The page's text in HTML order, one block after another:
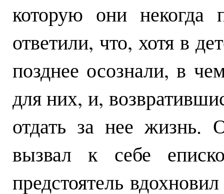
которую они некогда
ответили, что, хотя в
позднее осознали, в
для них, и,
отдать за нее жизнь.
вызвал к себе
предстоятель